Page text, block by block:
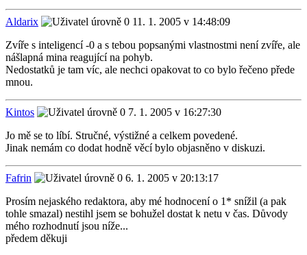
Aldarix
11. 1. 2005 v 14:48:09
Zvíře s inteligencí -0 a s tebou popsanými vlastnostmi není zvíře, ale
nášlapná mina reagující na pohyb.
Nedostatků je tam víc, ale nechci opakovat to co bylo řečeno přede
mnou.
Kintos
7. 1. 2005 v 16:27:30
Jo mě se to líbí. Stručné, výstižné a celkem povedené.
Jinak nemám co dodat hodně věcí bylo objasněno v diskuzi.
Fafrin
6. 1. 2005 v 20:13:17
Prosím nejaského redaktora, aby mé hodnocení o 1* snížil (a pak
tohle smazal) nestihl jsem se bohužel dostat k netu v čas. Důvody
mého rozhodnutí jsou níže...
předem děkuji